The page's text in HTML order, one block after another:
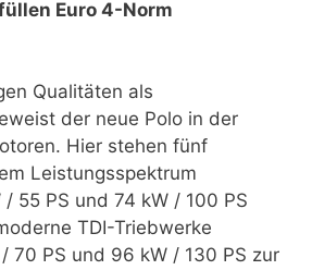
Euro 4-Norm
Qualitäten als
der neue Polo in der
Hier stehen fünf
Leistungsspektrum
55 PS und 74 kW / 100 PS
TDI-Triebwerke
70 PS und 96 kW / 130 PS zur